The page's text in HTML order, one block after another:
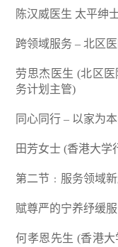
陈汉威医生 太平绅
跨领域服务 – 北区
劳思杰医生 (北区
务计划主管)
同心同行 – 以家为
田芳女士 (香港大学
第二节﹕服务领域
赋尊严的宁养纾缓
何孝恩先生 (香港